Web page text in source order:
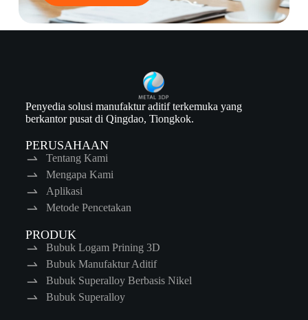
Penyedia solusi manufaktur aditif terkemuka yang
berkantor pusat di Qingdao, Tiongkok.
PERUSAHAAN
Tentang Kami
Mengapa Kami
Aplikasi
Metode Pencetakan
PRODUK
Bubuk Logam Prining 3D
Bubuk Manufaktur Aditif
Bubuk Superalloy Berbasis Nikel
Bubuk Superalloy